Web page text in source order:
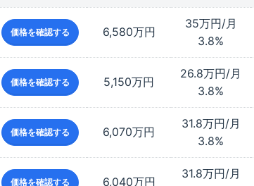
価格を確認する 6,580万円
35万円/月
3.8%
価格を確認する 5,150万円
26.8万円/月
3.8%
価格を確認する 6,070万円
31.8万円/月
3.8%
価格を確認する 6,040万円
31.8万円/月